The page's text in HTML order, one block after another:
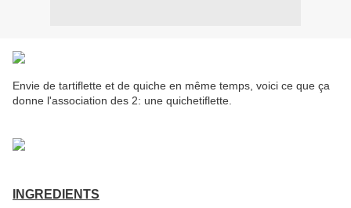
Envie de tartiflette et de quiche en même temps, voici ce que ça
donne l'association des 2: une quichetiflette.
INGREDIENTS